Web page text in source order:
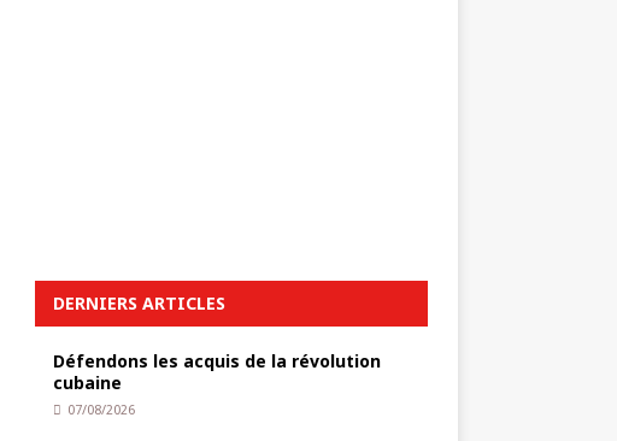
DERNIERS ARTICLES
Défendons les acquis de la révolution
cubaine
07/08/2026